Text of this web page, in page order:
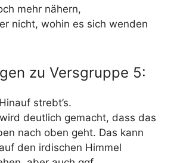
mehr nähern,
nicht, wohin es sich wenden
zu Versgruppe 5:
strebt’s.
deutlich gemacht, dass das
nach oben geht. Das kann
den irdischen Himmel